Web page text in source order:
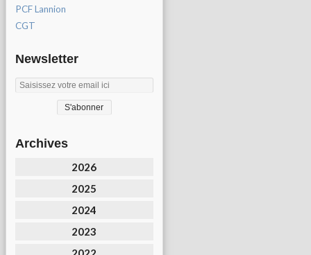
PCF Lannion
CGT
Newsletter
Archives
2026
2025
2024
2023